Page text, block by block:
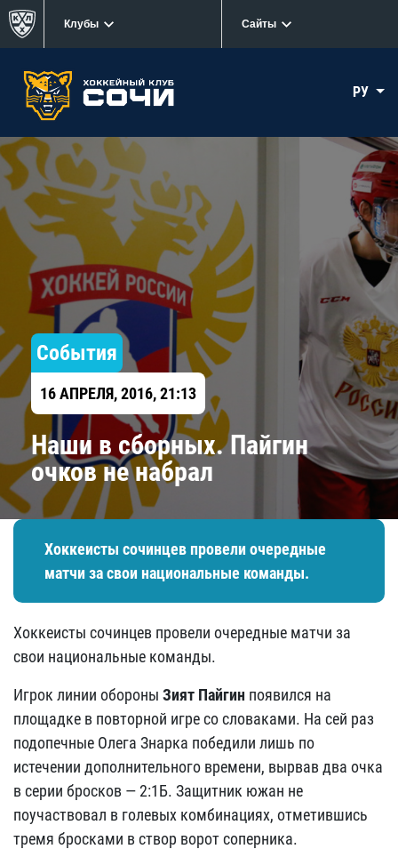
Клубы Сайты
РУ
События
16 АПРЕЛЯ, 2016, 21:13
Наши в сборных. Пайгин
очков не набрал
Хоккеисты сочинцев провели очередные
матчи за свои национальные команды.
Хоккеисты сочинцев провели очередные матчи за
свои национальные команды.
Игрок линии обороны Зият Пайгин появился на
площадке в повторной игре со словаками. На сей раз
подопечные Олега Знарка победили лишь по
истечении дополнительного времени, вырвав два очка
в серии бросков — 2:1Б. Защитник южан не
поучаствовал в голевых комбинациях, отметившись
тремя бросками в створ ворот соперника.